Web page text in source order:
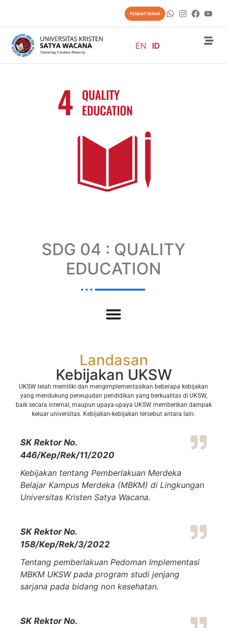
PENDAFTARAN
EN ID
SDG 04 : QUALITY
EDUCATION
Landasan
Kebijakan UKSW
UKSW telah memiliki dan mengimplementasikan beberapa kebijakan
yang mendukung perwujudan pendidikan yang berkualitas di UKSW,
baik secara internal, maupun upaya-upaya UKSW memberikan dampak
keluar universitas. Kebijakan-kebijakan tersebut antara lain:
SK Rektor No.
446/Kep/Rek/11/2020
Kebijakan tentang Pemberlakuan Merdeka
Belajar Kampus Merdeka (MBKM) di Lingkungan
Universitas Kristen Satya Wacana.
SK Rektor No.
158/Kep/Rek/3/2022
Tentang pemberlakuan Pedoman Implementasi
MBKM UKSW pada program studi jenjang
sarjana pada bidang non kesehatan.
SK Rektor No.